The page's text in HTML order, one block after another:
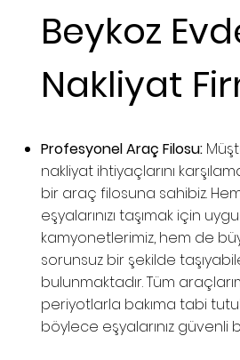
Beykoz
Nakliyat
Profesyonel Araç Filosu:
nakliyat ihtiyaçlarını
bir araç filosuna sahibiz.
eşyalarınızı taşımak için
kamyonetlerimiz, hem de
sorunsuz bir şekilde
bulunmaktadır. Tüm
periyotlarla bakıma tabi
böylece eşyalarınız güvenli